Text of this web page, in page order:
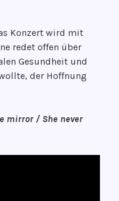
Konzert wird mit
redet offen über
Gesundheit und
der Hoffnung
mirror / She never